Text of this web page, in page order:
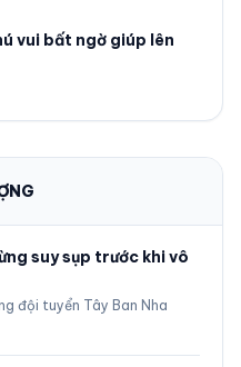
vui bất ngờ giúp lên
suy sụp trước khi vô
đội tuyển Tây Ban Nha